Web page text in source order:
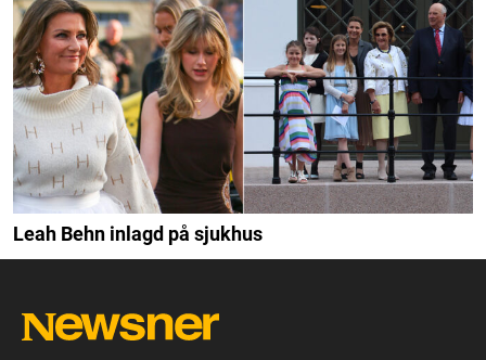
Leah Behn inlagd på sjukhus